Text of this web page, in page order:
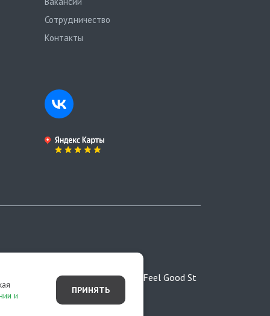
и
ПРИНЯТЬ
Сотрудничество
Контакты
Разработано студией Feel Good St